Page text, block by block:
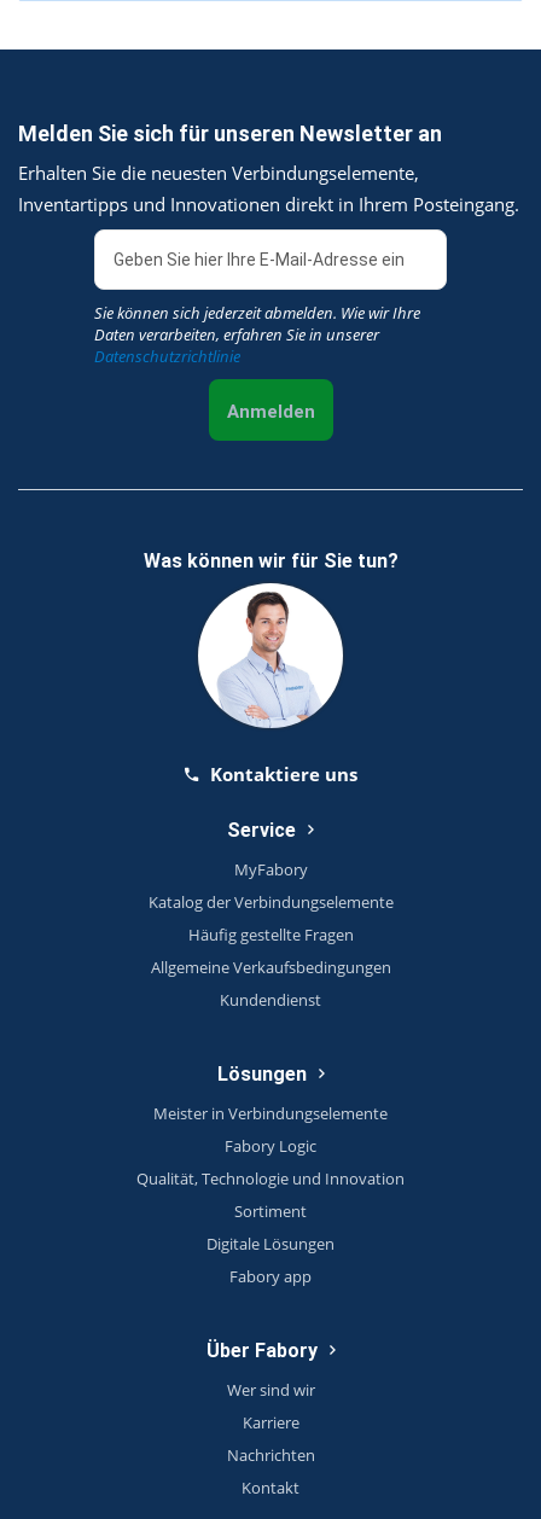
Melden Sie sich für unseren Newsletter an
Erhalten Sie die neuesten Verbindungselemente,
Inventartipps und Innovationen direkt in Ihrem Posteingang.
Sie können sich jederzeit abmelden. Wie wir Ihre
Daten verarbeiten, erfahren Sie in unserer
Datenschutzrichtlinie
Anmelden
Was können wir für Sie tun?
Kontaktiere uns
Service
MyFabory
Katalog der Verbindungselemente
Häufig gestellte Fragen
Allgemeine Verkaufsbedingungen
Kundendienst
Lösungen
Meister in Verbindungselemente
Fabory Logic
Qualität, Technologie und Innovation
Sortiment
Digitale Lösungen
Fabory app
Über Fabory
Wer sind wir
Karriere
Nachrichten
Kontakt